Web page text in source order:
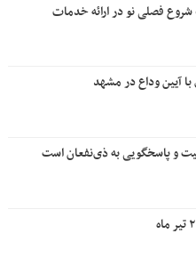
شروع فصلی نو در ارائه خدمات
آیین وداع در مشهد
و پاسخگویی به ذی‌نفعان است